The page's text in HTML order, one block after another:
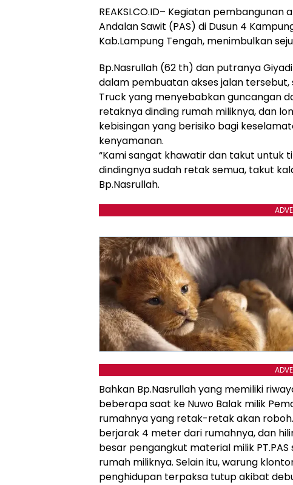
REAKSI.CO.ID– Kegiatan
Andalan Sawit (PAS) di Dusun 4
Kab.Lampung Tengah, menimbulkan
Bp.Nasrullah (62 th) dan putranya
dalam pembuatan akses jalan
Truck yang menyebabkan guncangan
retaknya dinding rumah miliknya, dan
kebisingan yang berisiko bagi
kenyamanan.
“Kami sangat khawatir dan takut untuk
dindingnya sudah retak semua, takut
Bp.Nasrullah.
Bahkan Bp.Nasrullah yang memiliki
beberapa saat ke Nuwo Balak milik
rumahnya yang retak-retak akan
berjarak 4 meter dari rumahnya, dan
besar pengangkut material milik
rumah miliknya. Selain itu, warung
penghidupan terpaksa tutup akibat